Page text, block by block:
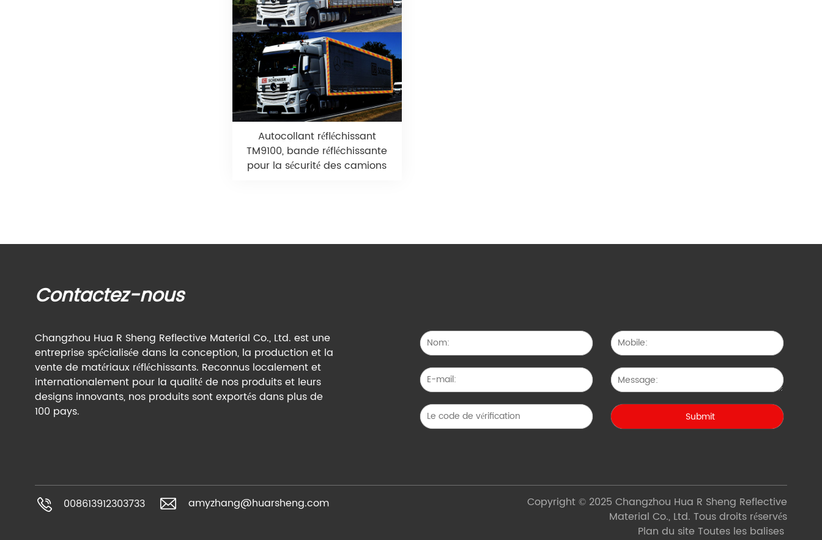
Autocollant réfléchissant
TM9100, bande réfléchissante
pour la sécurité des camions
Contactez-nous
Changzhou Hua R Sheng Reflective Material Co., Ltd. est une
entreprise spécialisée dans la conception, la production et la
vente de matériaux réfléchissants. Reconnus localement et
internationalement pour la qualité de nos produits et leurs
designs innovants, nos produits sont exportés dans plus de
100 pays.
008613912303733 amyzhang@huarsheng.com
Copyright © 2025 Changzhou Hua R Sheng Reflective
Material Co., Ltd. Tous droits réservés
Plan du site Toutes les balises